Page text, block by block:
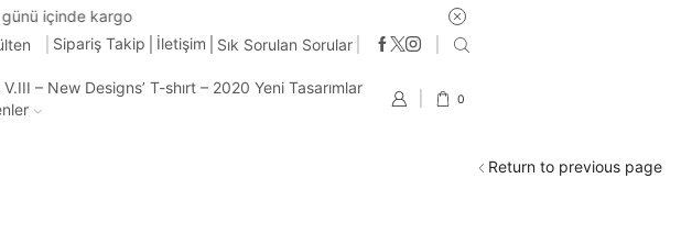
içinde kargo
Sipariş Takip İletişim Sık Sorulan Sorular
V.III – New Designs’ T-shırt – 2020 Yeni Tasarımlar
0
Return to previous page